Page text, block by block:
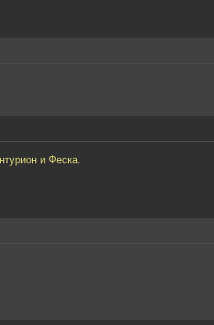
и Феска.